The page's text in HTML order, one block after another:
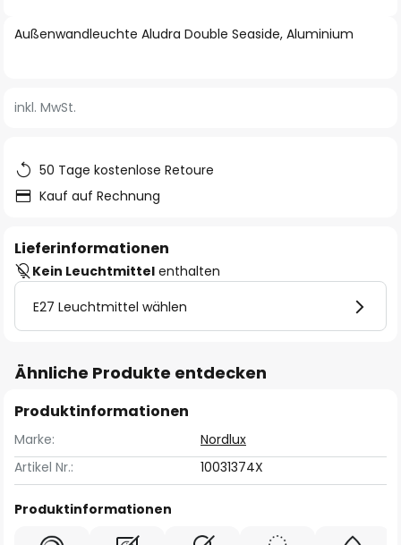
Zum
springen
Außenwandleuchte Aludra Double Seaside, Aluminium
inkl. MwSt.
50 Tage kostenlose Retoure
Kauf auf Rechnung
Lieferinformationen
Kein Leuchtmittel enthalten
E27 Leuchtmittel wählen
Ähnliche Produkte entdecken
Produktinformationen
Marke:
Nordlux
Artikel Nr.:
10031374X
Produktinformationen